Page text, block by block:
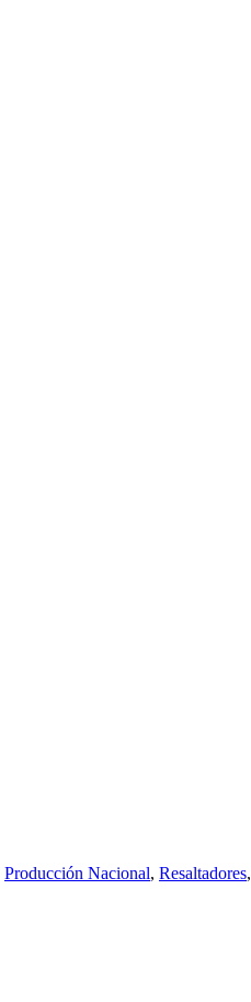
Producción Nacional, Resaltadores,